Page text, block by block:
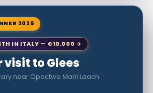
2026
IN ITALY — €10,000 →
visit to Glees
near Opactwo Marii Laach